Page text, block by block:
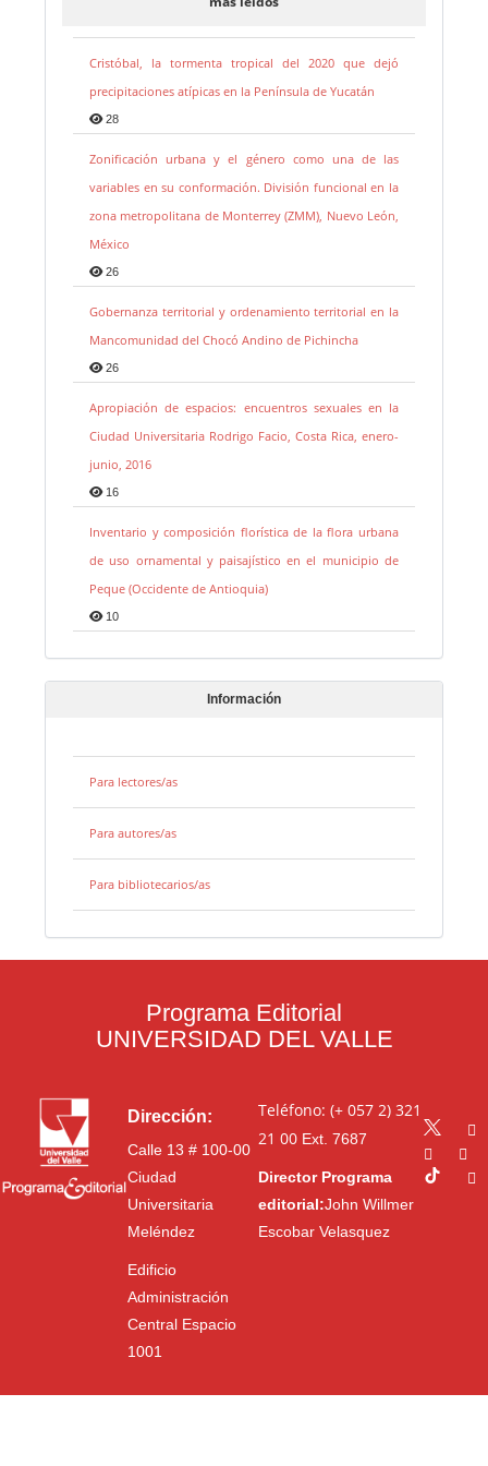
Cristóbal, la tormenta tropical del 2020 que dejó
precipitaciones atípicas en la Península de Yucatán
28
Zonificación urbana y el género como una de las
variables en su conformación. División funcional en la
zona metropolitana de Monterrey (ZMM), Nuevo León,
México
26
Gobernanza territorial y ordenamiento territorial en la
Mancomunidad del Chocó Andino de Pichincha
26
Apropiación de espacios: encuentros sexuales en la
Ciudad Universitaria Rodrigo Facio, Costa Rica, enero-
junio, 2016
16
Inventario y composición florística de la flora urbana
de uso ornamental y paisajístico en el municipio de
Peque (Occidente de Antioquia)
10
Información
Para lectores/as
Para autores/as
Para bibliotecarios/as
Programa Editorial
UNIVERSIDAD DEL VALLE
Dirección:
Calle 13 # 100-00
Ciudad
Universitaria
Meléndez
Edificio
Administración
Central Espacio
1001
Teléfono: (+ 057 2) 321
21 00Ext. 7687
Director Programa
editorial:John Willmer
Escobar Velasquez